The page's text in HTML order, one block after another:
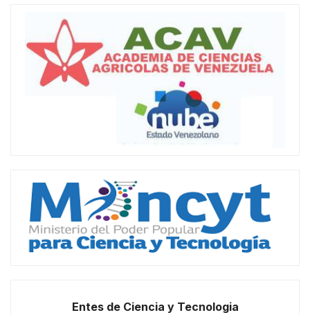
Entes de Ciencia y Tecnologia